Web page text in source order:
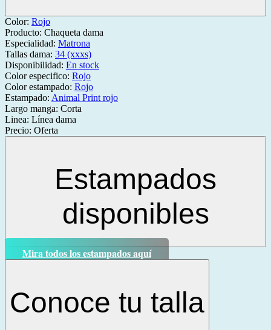
Color: Rojo
Producto: Chaqueta dama
Especialidad: Matrona
Tallas dama: 34 (xxxs)
Disponibilidad: En stock
Color especifico: Rojo
Color estampado: Rojo
Estampado: Animal Print rojo
Largo manga: Corta
Linea: Línea dama
Precio: Oferta
Estampados
disponibles
Mira todos los estampados aquí
Conoce tu talla